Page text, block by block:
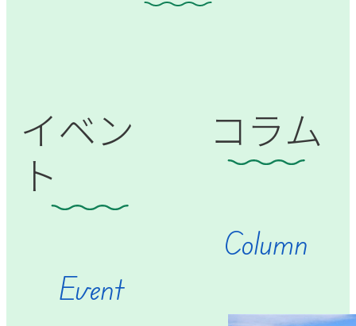
イベン
ト
Event
コラム
Column